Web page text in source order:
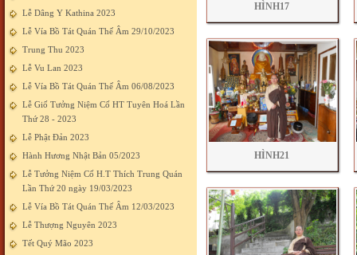
Lễ Dâng Y Kathina 2023
Lễ Vía Bồ Tát Quán Thế Âm 29/10/2023
Trung Thu 2023
Lễ Vu Lan 2023
Lễ Vía Bồ Tát Quán Thế Âm 06/08/2023
Lễ Giố Tưởng Niệm Cố HT Tuyên Hoá Lần
Thứ 28 - 2023
Lễ Phật Đản 2023
Hành Hương Nhật Bản 05/2023
Lễ Tưởng Niệm Cố H.T Thích Trung Quán
Lần Thứ 20 ngày 19/03/2023
Lễ Vía Bồ Tát Quán Thế Âm 12/03/2023
Lễ Thượng Nguyên 2023
Tết Quý Mão 2023
HÌNH17
HÌNH21